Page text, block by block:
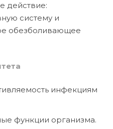
действие:
систему и
обезболивающее
инфекциям
функции организма.